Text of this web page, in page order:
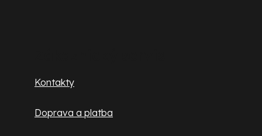
Kontakty
Doprava a platba